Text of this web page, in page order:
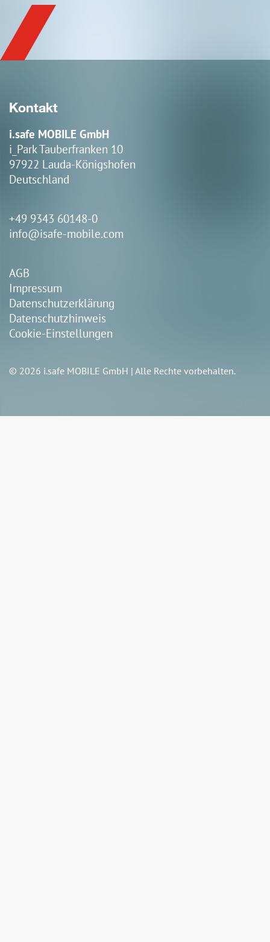
Kontakt
i.safe MOBILE GmbH
i_Park Tauberfranken 10
97922 Lauda-Königshofen
Deutschland
+49 9343 60148-0
info@isafe-mobile.com
AGB
Impressum
Datenschutzerklärung
Datenschutzhinweis
Cookie-Einstellungen
© 2026 i.safe MOBILE GmbH | Alle Rechte vorbehalten.